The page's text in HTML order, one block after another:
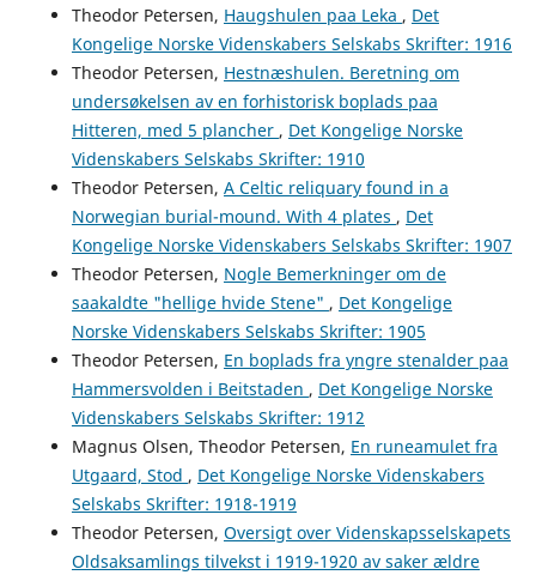
Theodor Petersen, Haugshulen paa Leka , Det
Kongelige Norske Videnskabers Selskabs Skrifter: 1916
Theodor Petersen, Hestnæshulen. Beretning om
undersøkelsen av en forhistorisk boplads paa
Hitteren, med 5 plancher , Det Kongelige Norske
Videnskabers Selskabs Skrifter: 1910
Theodor Petersen, A Celtic reliquary found in a
Norwegian burial-mound. With 4 plates , Det
Kongelige Norske Videnskabers Selskabs Skrifter: 1907
Theodor Petersen, Nogle Bemerkninger om de
saakaldte "hellige hvide Stene" , Det Kongelige
Norske Videnskabers Selskabs Skrifter: 1905
Theodor Petersen, En boplads fra yngre stenalder paa
Hammersvolden i Beitstaden , Det Kongelige Norske
Videnskabers Selskabs Skrifter: 1912
Magnus Olsen, Theodor Petersen, En runeamulet fra
Utgaard, Stod , Det Kongelige Norske Videnskabers
Selskabs Skrifter: 1918-1919
Theodor Petersen, Oversigt over Videnskapsselskapets
Oldsaksamlings tilvekst i 1919-1920 av saker ældre